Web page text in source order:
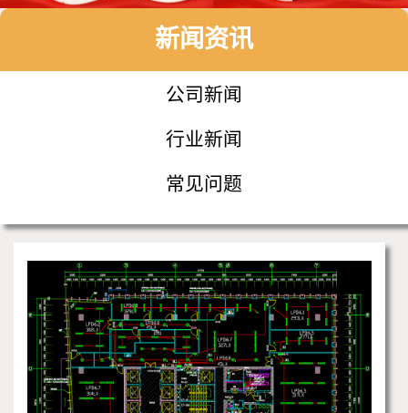
新闻资讯
公司新闻
行业新闻
常见问题